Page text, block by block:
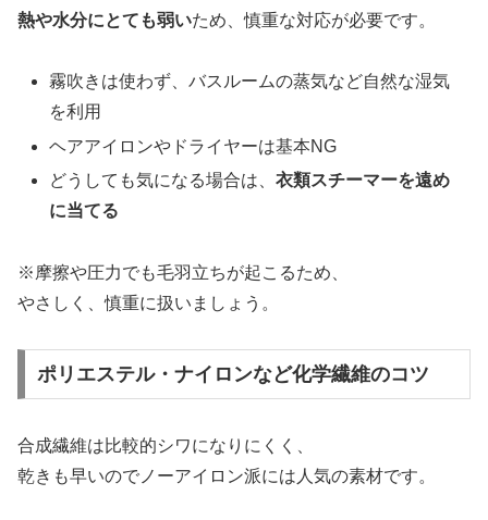
熱や水分にとても弱いため、慎重な対応が必要です。
霧吹きは使わず、バスルームの蒸気など自然な湿気
を利用
ヘアアイロンやドライヤーは基本NG
どうしても気になる場合は、衣類スチーマーを遠め
に当てる
※摩擦や圧力でも毛羽立ちが起こるため、
やさしく、慎重に扱いましょう。
ポリエステル・ナイロンなど化学繊維のコツ
合成繊維は比較的シワになりにくく、
乾きも早いのでノーアイロン派には人気の素材です。